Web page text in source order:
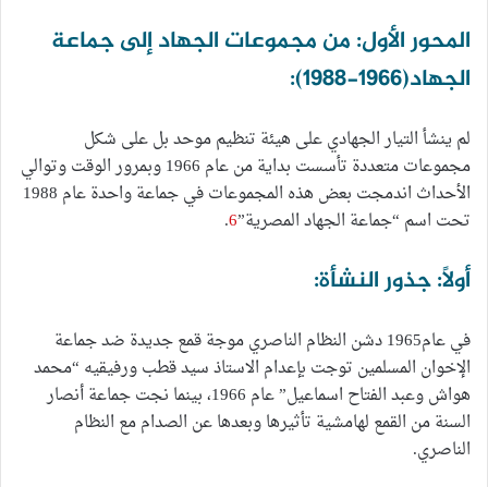
المحور الأول: من مجموعات الجهاد إلى جماعة
الجهاد(١٩٦٦-١٩٨٨):
لم ينشأ التيار الجهادي على هيئة تنظيم موحد بل على شكل
مجموعات متعددة تأسست بداية من عام 1966 وبمرور الوقت وتوالي
الأحداث اندمجت بعض هذه المجموعات في جماعة واحدة عام 1988
تحت اسم “جماعة الجهاد المصرية”6
.
أولاً: جذور النشأة:
في عام1965 دشن النظام الناصري موجة قمع جديدة ضد جماعة
الإخوان المسلمين توجت بإعدام الاستاذ سيد قطب ورفيقيه “محمد
هواش وعبد الفتاح اسماعيل” عام 1966، بينما نجت جماعة أنصار
السنة من القمع لهامشية تأثيرها وبعدها عن الصدام مع النظام
الناصري.